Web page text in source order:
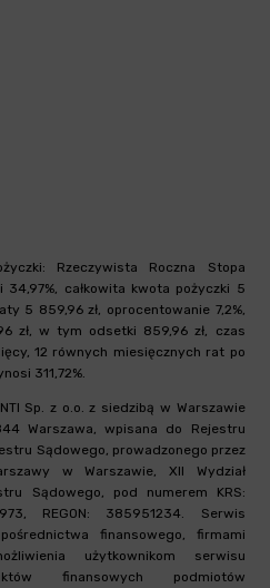
Rzeczywista Roczna Stopa
34,97%, całkowita kwota pożyczki 5
5 859,96 zł, oprocentowanie 7,2%,
zł, w tym odsetki 859,96 zł, czas
12 równych miesięcznych rat po
311,72%.
Sp. z o.o. z siedzibą w Warszawie
Warszawa, wpisana do Rejestru
Sądowego, prowadzonego przez
w Warszawie, XII Wydział
Sądowego, pod numerem KRS:
REGON: 385951234. Serwis
finansowego, firmami
użytkownikom serwisu
finansowych podmiotów